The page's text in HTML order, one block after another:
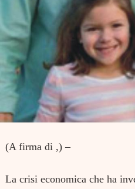
(A firma di ,) –
La crisi economica che ha